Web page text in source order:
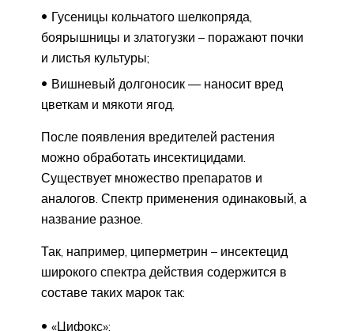
Гусеницы кольчатого шелкопряда,
боярышницы и златогузки – поражают почки
и листья культуры;
Вишневый долгоносик — наносит вред
цветкам и мякоти ягод.
После появления вредителей растения
можно обработать инсектицидами.
Существует множество препаратов и
аналогов. Спектр применения одинаковый, а
название разное.
Так, например, циперметрин – инсектецид
широкого спектра действия содержится в
составе таких марок так:
«Цифокс»;